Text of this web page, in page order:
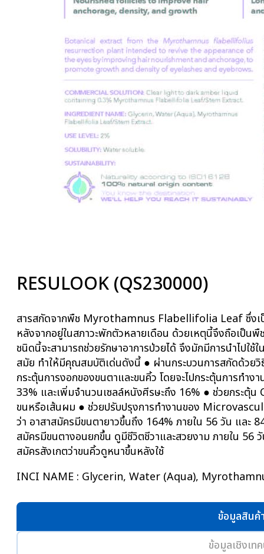
RESULOOK (QS230000)
สารสกัดจากพืช Myrothamnus Flabellifolia Leaf ซึ่งเป็
หลังจากอยู่ในสภาวะพักตัวหลายเดือน ด้วยเหตุนี้จึงถือเป็
ชนิดนี้จะสามารถช่วยรักษาอาการป่วยได้ จึงมักมีการนำไป
สมัย ทำให้มีคุณสมบัติเด่นดังนี้ ● ผ่านกระบวนการสกัดด้วย
กระตุ้นการงอกของขนตาและขนคิ้ว โดยจะไปกระตุ้นการท
33% และเพิ่มจำนวนเซลล์หนังศีรษะถึง 16% ● ช่วยกระตุ้
ขนหรือเส้นผม ● ช่วยปรับปรุงการทำงานของ
ว่า อาสาสมัครมีขนตายาวขึ้นถึง 164% ภายใน 56 วัน แล
สมัครมีขนตางอนยกขึ้น ดูมีชีวิตชีวาและสวยงาม ภายใน
สมัครสังเกตว่าขนคิ้วดูหนาขึ้นหลังใช้
INCI NAME : Glycerin, Water (Aqua),
ข้อมูลสินค้
ข้อมูลเชิงเท